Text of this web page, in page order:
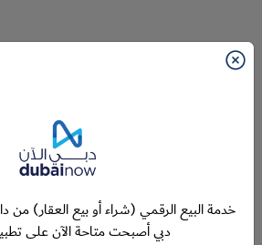
خدمة البيع الرقمي (شراء أو بيع العقار) من
دبي أصبحت متاحة الآن على